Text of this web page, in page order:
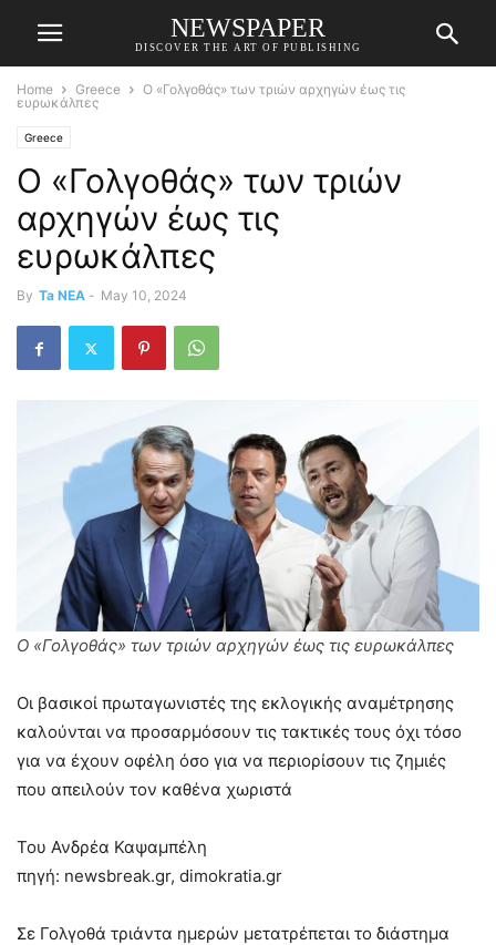
NEWSPAPER
DISCOVER THE ART OF PUBLISHING
Home Greece
Ο «Γολγοθάς» των τριών αρχηγών έως τις
ευρωκάλπες
Greece
Ο «Γολγοθάς» των τριών
αρχηγών έως τις
ευρωκάλπες
By Ta NEA - May 10, 2024
Ο «Γολγοθάς» των τριών αρχηγών έως τις ευρωκάλπες
Οι βασικοί πρωταγωνιστές της εκλογικής αναμέτρησης
καλούνται να προσαρμόσουν τις τακτικές τους όχι τόσο
για να έχουν οφέλη όσο για να περιορίσουν τις ζημιές
που απειλούν τον καθένα χωριστά
Του Ανδρέα Καψαμπέλη
πηγή: newsbreak.gr, dimokratia.gr
Σε Γολγοθά τριάντα ημερών μετατρέπεται το διάστημα